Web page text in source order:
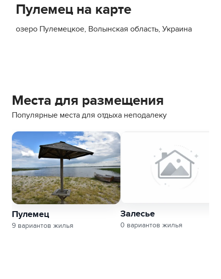
Пулемец на карте
озеро Пулемецкое, Волынская область, Украина
Места для размещения
Популярные места для отдыха неподалеку
Пулемец
9 вариантов жилья
Залесье
0 вариантов жилья